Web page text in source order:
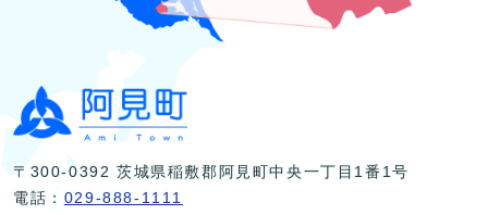
〒300-0392 茨城県稲敷郡阿見町中央一丁目1番1号
電話： 029-888-1111